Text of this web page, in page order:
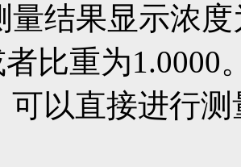
量结果显示浓
者比重为
可以直接进行